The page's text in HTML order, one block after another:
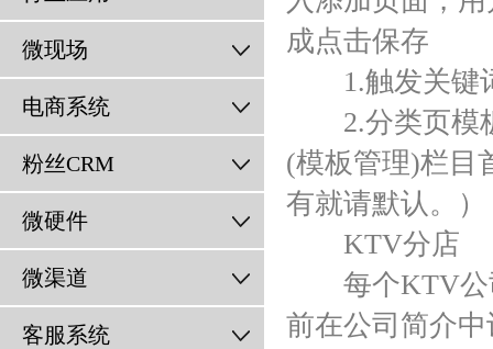
微现场
电商系统
粉丝CRM
微硬件
微渠道
客服系统
成点击保存
1.触发关键词
2.分类页模板
(模板管理)栏目
有就请默认。）
KTV分店
每个KTV公司
前在公司简介